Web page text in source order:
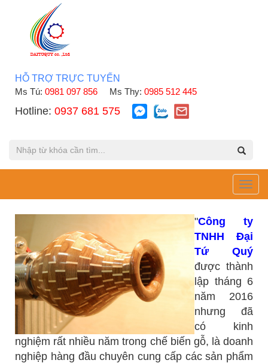
HỖ TRỢ TRỰC TUYẾN
Ms Tú: 0981 097 856 Ms Thy: 0985 512 445
Hotline: 0937 681 575
"Công ty
TNHH Đại
Tứ Quý
được thành
lập tháng 6
năm 2016
nhưng đã
có kinh
nghiệm rất nhiều năm trong chế biến gỗ, là doanh
nghiệp hàng đầu chuyên cung cấp các sản phẩm